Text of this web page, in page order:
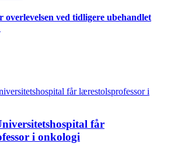
ved tidligere ubehandlet
får
i onkologi